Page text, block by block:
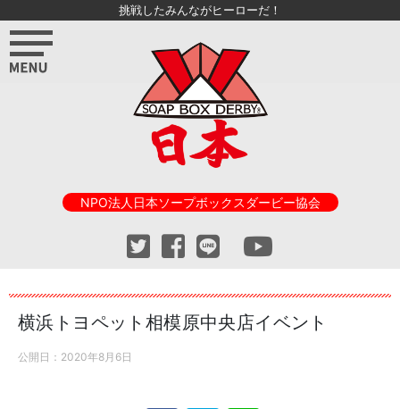
挑戦したみんながヒーローだ！
NPO法人日本ソープボックスダービー協会
横浜トヨペット相模原中央店イベント
公開日： 2020年8月6日